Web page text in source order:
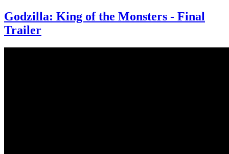
Godzilla: King of the Monsters - Final
Trailer